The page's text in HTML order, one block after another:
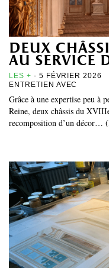
deux
au service
LES + - 5 FÉVRIER 2026
ENTRETIEN AVEC
Grâce à une expertise peu à
Reine, deux châssis du
recomposition d’un décor…